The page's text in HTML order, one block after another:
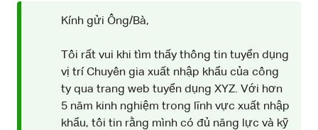
Kính gửi Ông/Bà,
Tôi rất vui khi tìm thấy thông tin tuyển dụng
vị trí Chuyên gia xuất nhập khẩu của công
ty qua trang web tuyển dụng XYZ. Với hơn
5 năm kinh nghiệm trong lĩnh vực xuất nhập
khẩu, tôi tin rằng mình có đủ năng lực và kỹ